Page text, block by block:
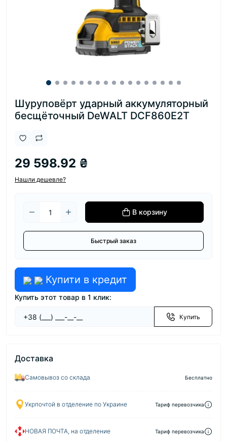
Шуруповёрт ударный аккумуляторный
бесщёточный DeWALT DCF860E2T
29 598.92 ₴
Нашли дешевле?
В корзину
Быстрый заказ
Купити в кредит
Купить этот товар в 1 клик:
Купить
Доставка
Самовывоз со склада Бесплатно
Укрпочтой в отделение по Украине Тариф перевозчика
НОВАЯ ПОЧТА, на отделение Тариф перевозчика